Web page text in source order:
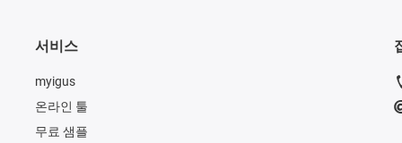
서비스
myigus
온라인 툴
무료 샘플